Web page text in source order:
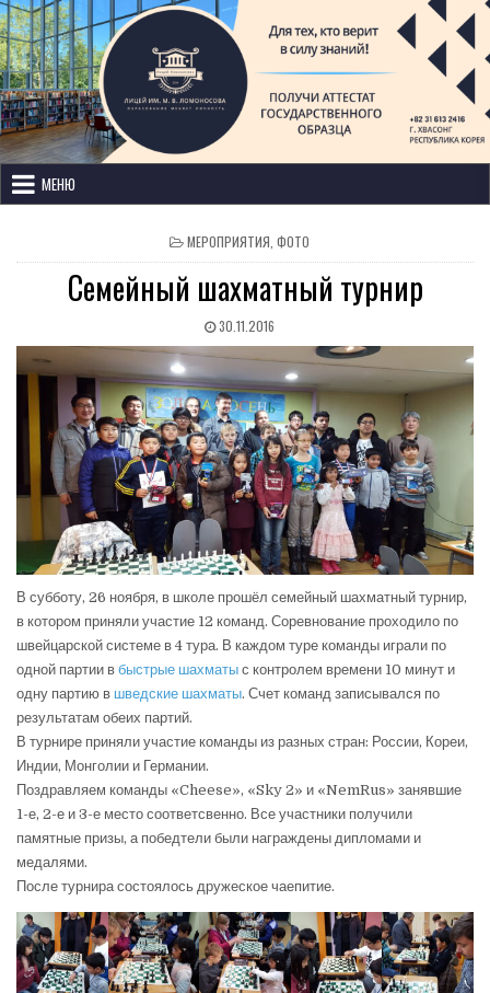
Лицей имени М. В. Ломоносова
с изучением иностранных языков
МЕНЮ
МЕРОПРИЯТИЯ ФОТО
Семейный шахматный турнир
30.11.2016
В субботу, 26 ноября, в школе прошёл семейный шахматный турнир,
в котором приняли участие 12 команд. Соревнование проходило по
швейцарской системе в 4 тура. В каждом туре команды играли по
одной партии в быстрые шахматы с контролем времени 10 минут и
одну партию в шведские шахматы. Счет команд записывался по
результатам обеих партий.
В турнире приняли участие команды из разных стран: России, Кореи,
Индии, Монголии и Германии.
Поздравляем команды «Cheese», «Sky 2» и «NemRus» занявшие
1-е, 2-е и 3-е место соответсвенно. Все участники получили
памятные призы, а победтели были награждены дипломами и
медалями.
После турнира состоялось дружеское чаепитие.